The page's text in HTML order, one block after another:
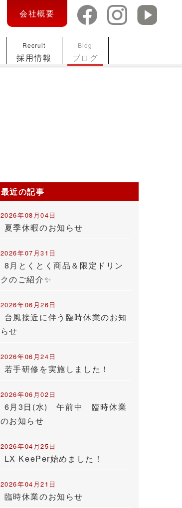
会社概要
Recruit
採用情報
Blog
ブログ
最近の記事
2026年08月04日
夏季休暇のお知らせ
2026年07月31日
8月とくとく商品＆限定ドリン
クのご紹介✨
2026年06月26日
台風接近に伴う臨時休業のお知
らせ
2026年06月24日
若手研修を実施しました！
2026年06月02日
6月3日(水) 午前中 臨時休業
のお知らせ
2026年04月25日
LX KeePer始めました！
2026年04月21日
臨時休業のお知らせ